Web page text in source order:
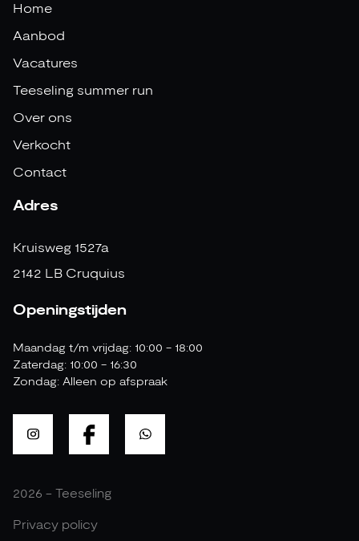
Home
Aanbod
Vacatures
Teeseling summer run
Over ons
Verkocht
Contact
Adres
Kruisweg 1527a
2142 LB Cruquius
Openingstijden
Maandag t/m vrijdag: 10:00 - 18:00
Zaterdag: 10:00 - 16:30
Zondag: Alleen op afspraak
2026 - Teeseling
Privacy policy